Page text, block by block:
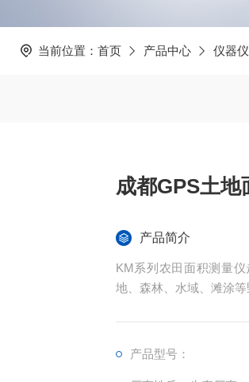
当前位置： 首页 产品中心 仪器
成都GPS土地
产品简介
KM系列农田面积测量
地、森林、水域、滩涂等
产品型号：